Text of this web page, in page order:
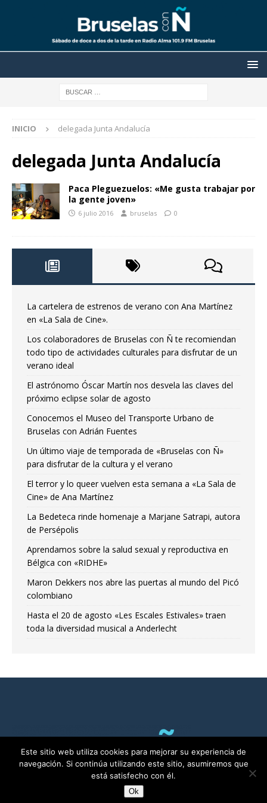
INICIO delegada Junta Andalucía
delegada Junta Andalucía
Paca Pleguezuelos: «Me gusta trabajar por
la gente joven»
6 julio 2016 bruselas 0
La cartelera de estrenos de verano con Ana Martínez
en «La Sala de Cine».
Los colaboradores de Bruselas con Ñ te recomiendan
todo tipo de actividades culturales para disfrutar de un
verano ideal
El astrónomo Óscar Martín nos desvela las claves del
próximo eclipse solar de agosto
Conocemos el Museo del Transporte Urbano de
Bruselas con Adrián Fuentes
Un último viaje de temporada de «Bruselas con Ñ»
para disfrutar de la cultura y el verano
El terror y lo queer vuelven esta semana a «La Sala de
Cine» de Ana Martínez
La Bedeteca rinde homenaje a Marjane Satrapi, autora
de Persépolis
Aprendamos sobre la salud sexual y reproductiva en
Bélgica con «RIDHE»
Maron Dekkers nos abre las puertas al mundo del Picó
colombiano
Hasta el 20 de agosto «Les Escales Estivales» traen
toda la diversidad musical a Anderlecht
RADIO ALMA©2011-2025 | Bruselas con Ñ por ALMA asbl
Este sitio web utiliza cookies para mejorar su experiencia de
navegación. Si continúa utilizando este sitio, asumiremos que
está satisfecho con él.
Ok